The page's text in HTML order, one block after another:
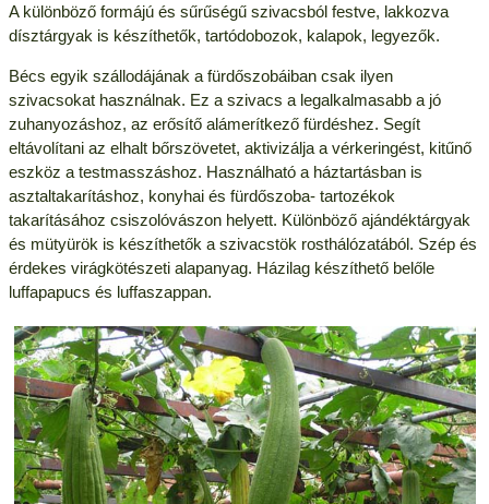
A különböző formájú és sűrűségű szivacsból festve, lakkozva
dísztárgyak is készíthetők, tartódobozok, kalapok, legyezők.
Bécs egyik szállodájának a fürdőszobáiban csak ilyen
szivacsokat használnak. Ez a szivacs a legalkalmasabb a jó
zuhanyozáshoz, az erősítő alámerítkező fürdéshez. Segít
eltávolítani az elhalt bőrszövetet, aktivizálja a vérkeringést, kitűnő
eszköz a testmasszáshoz. Használható a háztartásban is
asztaltakarításhoz, konyhai és fürdőszoba- tartozékok
takarításához csiszolóvászon helyett. Különböző ajándéktárgyak
és mütyürök is készíthetők a szivacstök rosthálózatából. Szép és
érdekes virágkötészeti alapanyag. Házilag készíthető belőle
luffapapucs és luffaszappan.